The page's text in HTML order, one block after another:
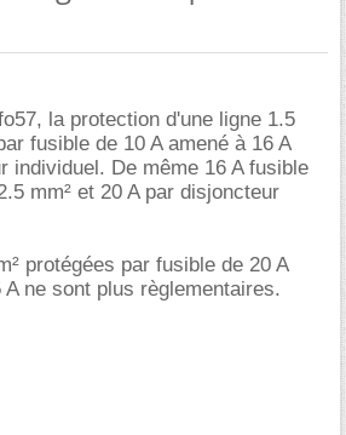
la protection d'une ligne 1.5
fusible de 10 A amené à 16 A
individuel. De même 16 A fusible
mm² et 20 A par disjoncteur
protégées par fusible de 20 A
ne sont plus règlementaires.